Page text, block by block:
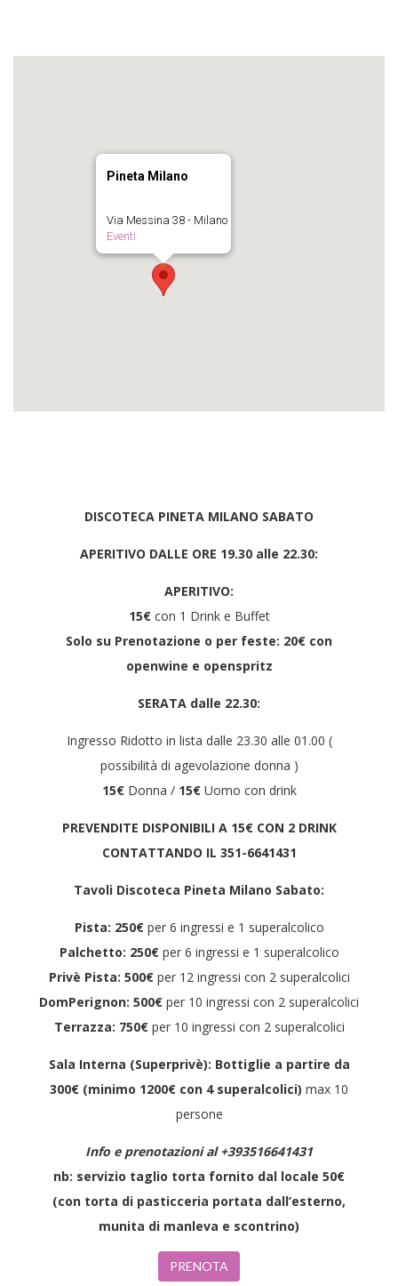
Pineta Milano
Via Messina 38 - Milano
Eventi
DISCOTECA PINETA MILANO SABATO
APERITIVO DALLE ORE 19.30 alle 22.30:
APERITIVO:
15€con 1 Drink e Buffet
Solo su Prenotazione o per feste: 20€ con
openwine e openspritz
SERATA dalle 22.30:
Ingresso Ridotto in lista dalle 23.30 alle 01.00 (
possibilità di agevolazione donna )
15€Donna / 15€Uomo con drink
PREVENDITE DISPONIBILI A 15€ CON 2 DRINK
CONTATTANDO IL 351-6641431
Tavoli Discoteca Pineta Milano Sabato:
Pista: 250€per 6 ingressi e 1 superalcolico
Palchetto: 250€per 6 ingressi e 1 superalcolico
Privè Pista: 500€per 12 ingressi con 2 superalcolici
DomPerignon: 500€ per 10 ingressi con 2 superalcolici
Terrazza: 750€ per 10 ingressi con 2 superalcolici
Sala Interna (Superprivè): Bottiglie a partire da
300€ (minimo 1200€ con 4 superalcolici) max 10
persone
Info e prenotazioni al +393516641431
nb: servizio taglio torta fornito dal locale 50€
(con torta di pasticceria portata dall’esterno,
munita di manleva e scontrino)
PRENOTA